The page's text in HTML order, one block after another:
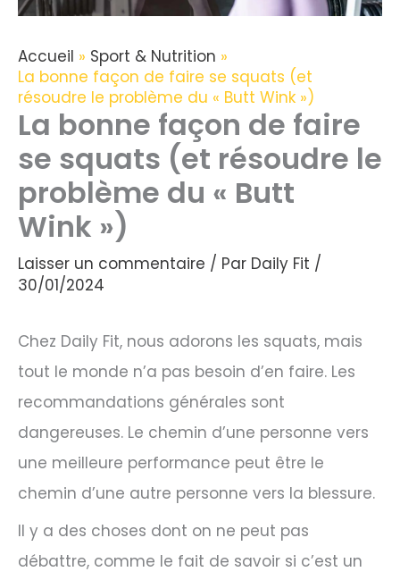
Accueil
Sport & Nutrition
La bonne façon de faire se squats (et
résoudre le problème du « Butt Wink »)
La bonne façon de faire
se squats (et résoudre le
problème du « Butt
Wink »)
Laisser un commentaire / Par Daily Fit /
30/01/2024
Chez Daily Fit, nous adorons les squats, mais
tout le monde n’a pas besoin d’en faire. Les
recommandations générales sont
dangereuses. Le chemin d’une personne vers
une meilleure performance peut être le
chemin d’une autre personne vers la blessure.
Il y a des choses dont on ne peut pas
débattre, comme le fait de savoir si c’est un